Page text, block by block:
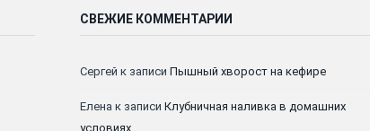
СВЕЖИЕ КОММЕНТАРИИ
Сергей к записи Пышный хворост на кефире
Елена к записи Клубничная наливка в домашних
условиях